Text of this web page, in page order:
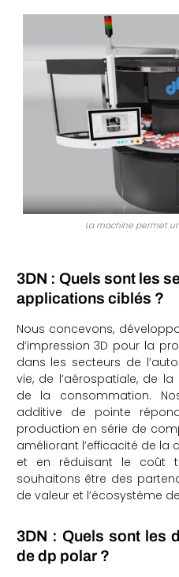
La machine permet
3DN : Quels sont les
applications ciblés ?
Nous concevons,
d’impression 3D pour la
dans les secteurs de
vie, de l’aérospatiale, de
de la consommation.
additive de pointe
production en série de
améliorant l’efficacité de la
et en réduisant le coût
souhaitons être des
de valeur et l’écosystème
3DN : Quels sont les
de dp polar ?